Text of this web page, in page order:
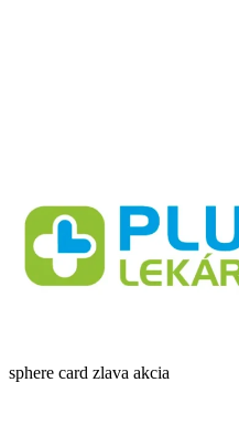
sphere card zlava akcia